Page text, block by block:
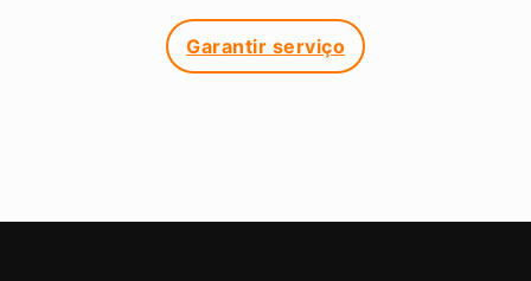
Garantir serviço